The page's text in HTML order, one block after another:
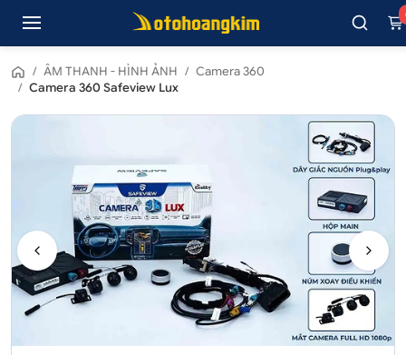
/ ÂM THANH - HÌNH ẢNH / Camera 360
/ Camera 360 Safeview Lux